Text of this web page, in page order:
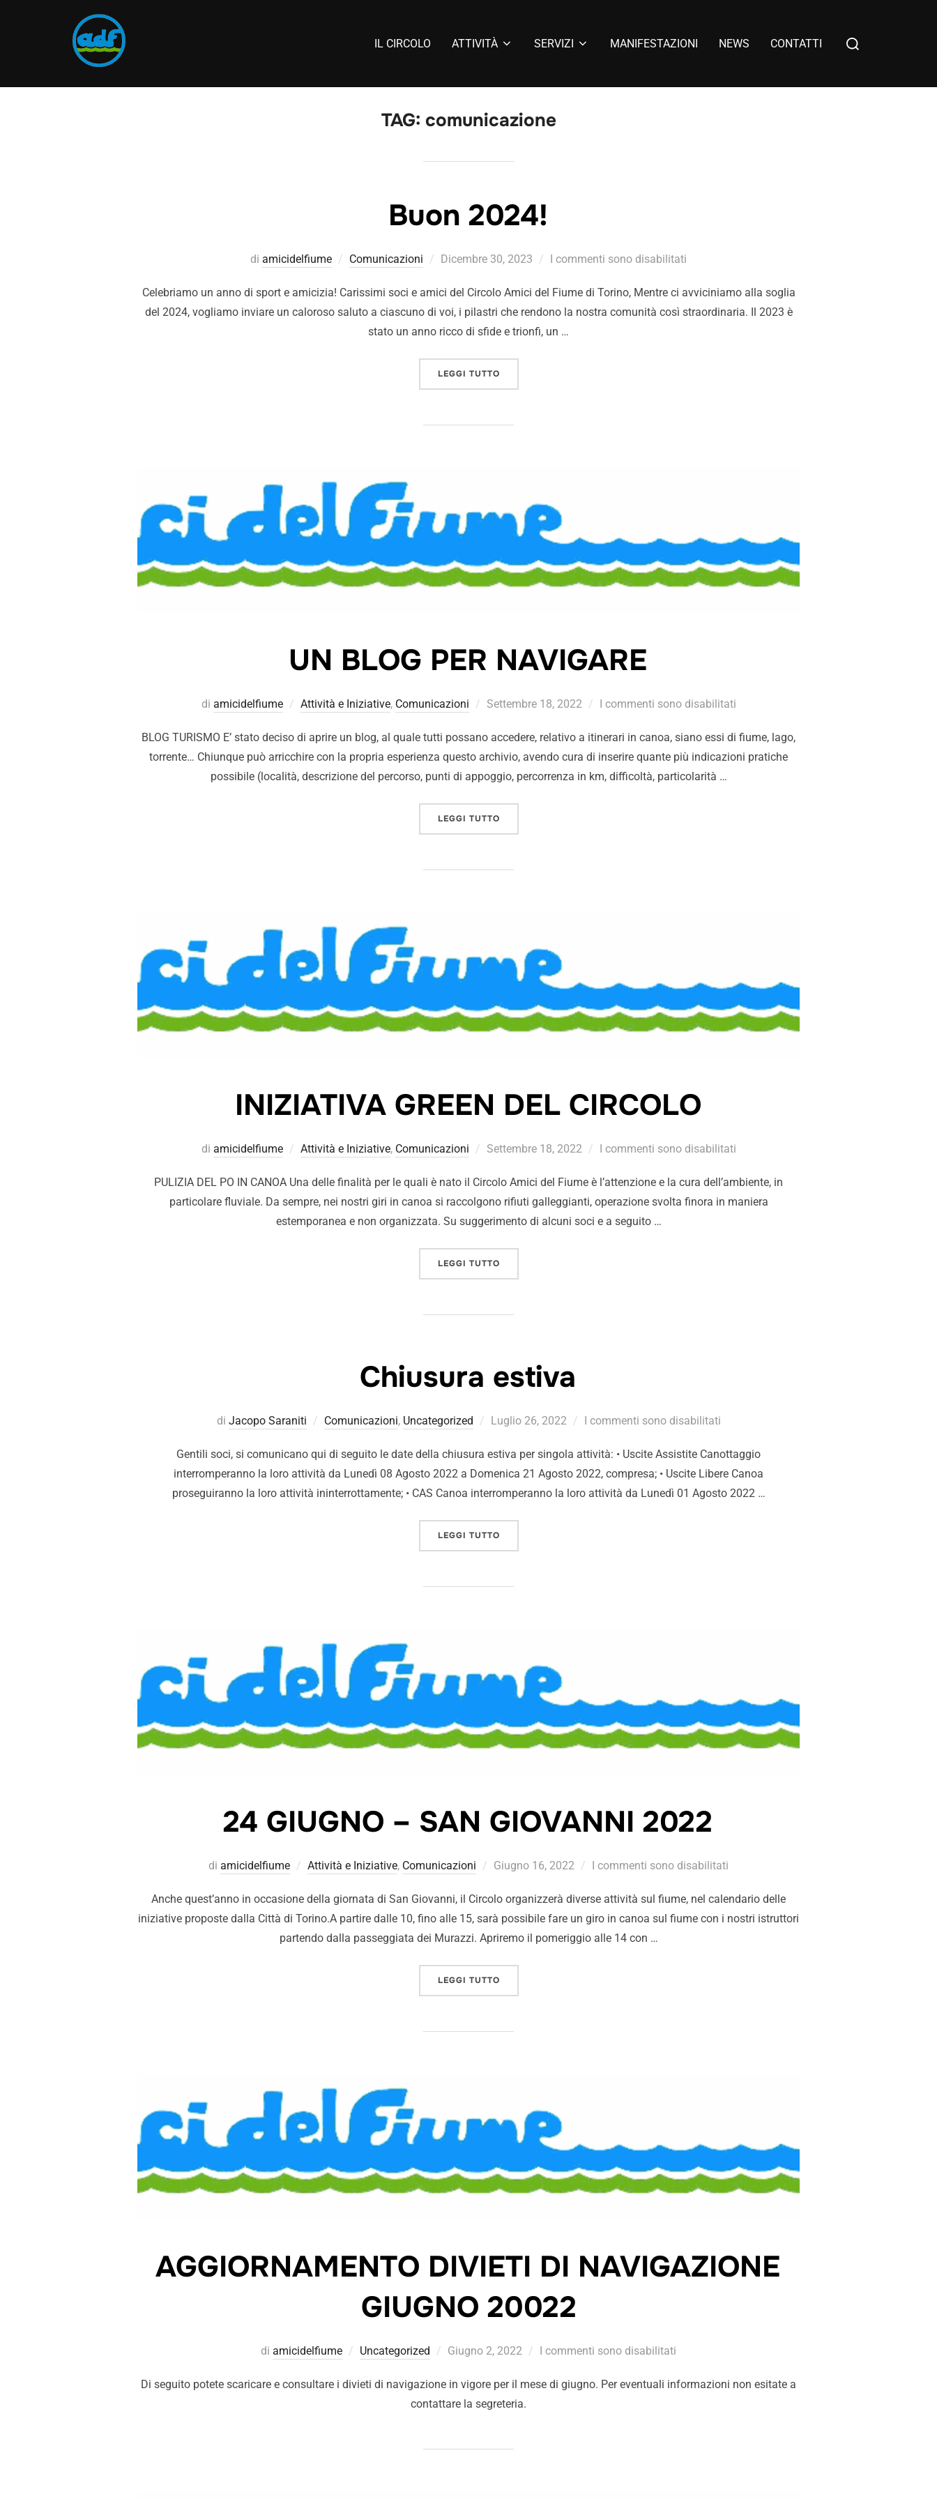
IL CIRCOLO ATTIVITÀ SERVIZI MANIFESTAZIONI NEWS CONTATTI
TAG: comunicazione
Buon 2024!
di amicidelfiume Comunicazioni Dicembre 30, 2023 I commenti sono disabilitati
Celebriamo un anno di sport e amicizia! Carissimi soci e amici del Circolo Amici del Fiume di Torino, Mentre ci avviciniamo alla soglia
del 2024, vogliamo inviare un caloroso saluto a ciascuno di voi, i pilastri che rendono la nostra comunità così straordinaria. Il 2023 è
stato un anno ricco di sfide e trionfi, un …
LEGGI TUTTO
UN BLOG PER NAVIGARE
di amicidelfiume Attività e Iniziative, Comunicazioni Settembre 18, 2022 I commenti sono disabilitati
BLOG TURISMO E’ stato deciso di aprire un blog, al quale tutti possano accedere, relativo a itinerari in canoa, siano essi di fiume, lago,
torrente… Chiunque può arricchire con la propria esperienza questo archivio, avendo cura di inserire quante più indicazioni pratiche
possibile (località, descrizione del percorso, punti di appoggio, percorrenza in km, difficoltà, particolarità …
LEGGI TUTTO
INIZIATIVA GREEN DEL CIRCOLO
di amicidelfiume Attività e Iniziative, Comunicazioni Settembre 18, 2022 I commenti sono disabilitati
PULIZIA DEL PO IN CANOA Una delle finalità per le quali è nato il Circolo Amici del Fiume è l’attenzione e la cura dell’ambiente, in
particolare fluviale. Da sempre, nei nostri giri in canoa si raccolgono rifiuti galleggianti, operazione svolta finora in maniera
estemporanea e non organizzata. Su suggerimento di alcuni soci e a seguito …
LEGGI TUTTO
Chiusura estiva
di Jacopo Saraniti Comunicazioni, Uncategorized Luglio 26, 2022 I commenti sono disabilitati
Gentili soci, si comunicano qui di seguito le date della chiusura estiva per singola attività: • Uscite Assistite Canottaggio
interromperanno la loro attività da Lunedì 08 Agosto 2022 a Domenica 21 Agosto 2022, compresa; • Uscite Libere Canoa
proseguiranno la loro attività ininterrottamente; • CAS Canoa interromperanno la loro attività da Lunedì 01 Agosto 2022 …
LEGGI TUTTO
24 GIUGNO – SAN GIOVANNI 2022
di amicidelfiume Attività e Iniziative, Comunicazioni Giugno 16, 2022 I commenti sono disabilitati
Anche quest’anno in occasione della giornata di San Giovanni, il Circolo organizzerà diverse attività sul fiume, nel calendario delle
iniziative proposte dalla Città di Torino.A partire dalle 10, fino alle 15, sarà possibile fare un giro in canoa sul fiume con i nostri istruttori
partendo dalla passeggiata dei Murazzi. Apriremo il pomeriggio alle 14 con …
LEGGI TUTTO
AGGIORNAMENTO DIVIETI DI NAVIGAZIONE
GIUGNO 20022
di amicidelfiume Uncategorized Giugno 2, 2022 I commenti sono disabilitati
Di seguito potete scaricare e consultare i divieti di navigazione in vigore per il mese di giugno. Per eventuali informazioni non esitate a
contattare la segreteria.